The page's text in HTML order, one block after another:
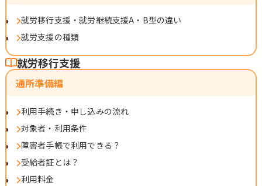
就労移行支援・就労継続支援A・B型の違い
就労支援の種類
就労移行支援
通所準備編
利用手続き・申し込みの流れ
対象者・利用条件
障害者手帳で利用できる？
受給者証とは？
利用料金